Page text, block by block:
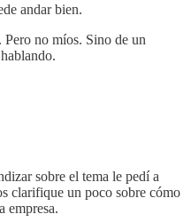
andar bien.
no míos. Sino de un
sobre el tema le pedí a
clarifique un poco sobre cómo
empresa.